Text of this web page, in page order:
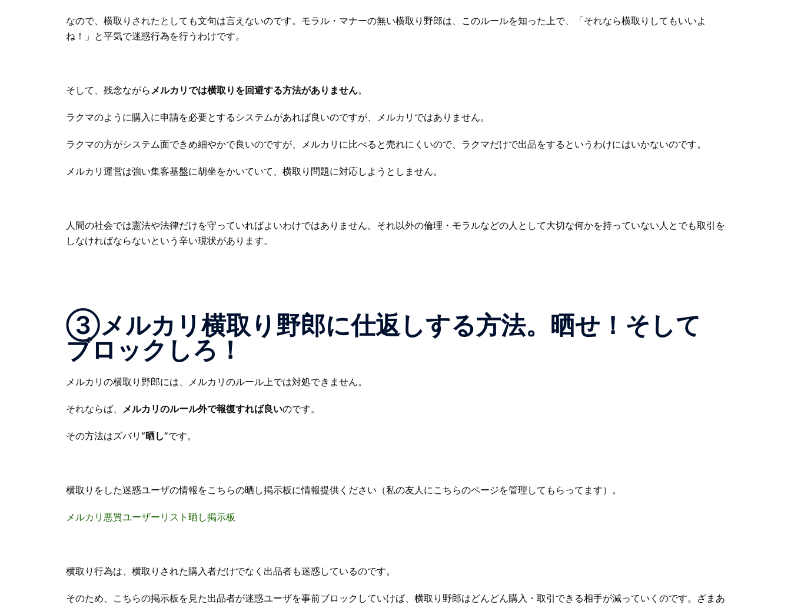
なので、横取りされたとしても文句は言えないのです。モラル・マナーの無い横取り野郎は、このルールを知った上で、「それなら横取りしてもいいよ
ね！」と平気で迷惑行為を行うわけです。
そして、残念ながらメルカリでは横取りを回避する方法がありません。
ラクマのように購入に申請を必要とするシステムがあれば良いのですが、メルカリではありません。
ラクマの方がシステム面できめ細やかで良いのですが、メルカリに比べると売れにくいので、ラクマだけで出品をするというわけにはいかないのです。
メルカリ運営は強い集客基盤に胡坐をかいていて、横取り問題に対応しようとしません。
人間の社会では憲法や法律だけを守っていればよいわけではありません。それ以外の倫理・モラルなどの人として大切な何かを持っていない人とでも取引を
しなければならないという辛い現状があります。
③メルカリ横取り野郎に仕返しする方法。晒せ！そして
ブロックしろ！
メルカリの横取り野郎には、メルカリのルール上では対処できません。
それならば、 メルカリのルール外で報復すれば良いのです。
その方法はズバリ “晒し”です。
横取りをした迷惑ユーザの情報をこちらの晒し掲示板に情報提供ください（私の友人にこちらのページを管理してもらってます）。
メルカリ悪質ユーザーリスト晒し掲示板
横取り行為は、横取りされた購入者だけでなく出品者も迷惑しているのです。
そのため、こちらの掲示板を見た出品者が迷惑ユーザを事前ブロックしていけば、横取り野郎はどんどん購入・取引できる相手が減っていくのです。ざまあ